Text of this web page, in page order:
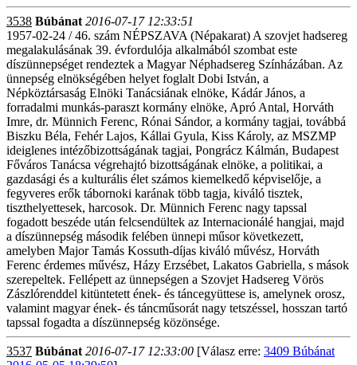
3538 Búbánat 2016-07-17 12:33:51
1957-02-24 / 46. szám NÉPSZAVA (Népakarat) A szovjet hadsereg
megalakulásának 39. évfordulója alkalmából szombat este
díszünnepséget rendeztek a Magyar Néphadsereg Színházában. Az
ünnepség elnökségében helyet foglalt Dobi István, a
Népköztársaság Elnöki Tanácsiának elnöke, Kádár János, a
forradalmi munkás-paraszt kormány elnöke, Apró Antal, Horváth
Imre, dr. Münnich Ferenc, Rónai Sándor, a kormány tagjai, továbbá
Biszku Béla, Fehér Lajos, Kállai Gyula, Kiss Károly, az MSZMP
ideiglenes intézőbizottságának tagjai, Pongrácz Kálmán, Budapest
Főváros Tanácsa végrehajtó bizottságának elnöke, a politikai, a
gazdasági és a kulturális élet számos kiemelkedő képviselője, a
fegyveres erők tábornoki karának több tagja, kiváló tisztek,
tiszthelyettesek, harcosok. Dr. Münnich Ferenc nagy tapssal
fogadott beszéde után felcsendültek az Internacionálé hangjai, majd
a díszünnepség második felében ünnepi műsor következett,
amelyben Major Tamás Kossuth-díjas kiváló művész, Horváth
Ferenc érdemes művész, Házy Erzsébet, Lakatos Gabriella, s mások
szerepeltek. Fellépett az ünnepségen a Szovjet Hadsereg Vörös
Zászlórenddel kitüntetett ének- és táncegyüttese is, amelynek orosz,
valamint magyar ének- és táncműsorát nagy tetszéssel, hosszan tartó
tapssal fogadta a díszünnepség közönsége.
3537 Búbánat 2016-07-17 12:33:00 [Válasz erre: 3409 Búbánat